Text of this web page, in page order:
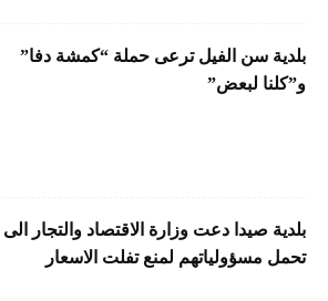
بلدية سن الفيل ترعى حملة “كمشة دفا”
و”كلنا لبعض”
بلدية صيدا دعت وزارة الاقتصاد والتجار الى
تحمل مسؤولياتهم لمنع تفلت الاسعار